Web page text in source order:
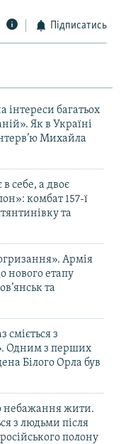
Підписатись
інтереси багатьох
Як в Україні
Михайла
себе, а двоє
комбат 157-ї
та
Армія
нового етапу
та
сміється з
Одним з перших
Білого Орла був
небажання жити.
з людьми після
полону